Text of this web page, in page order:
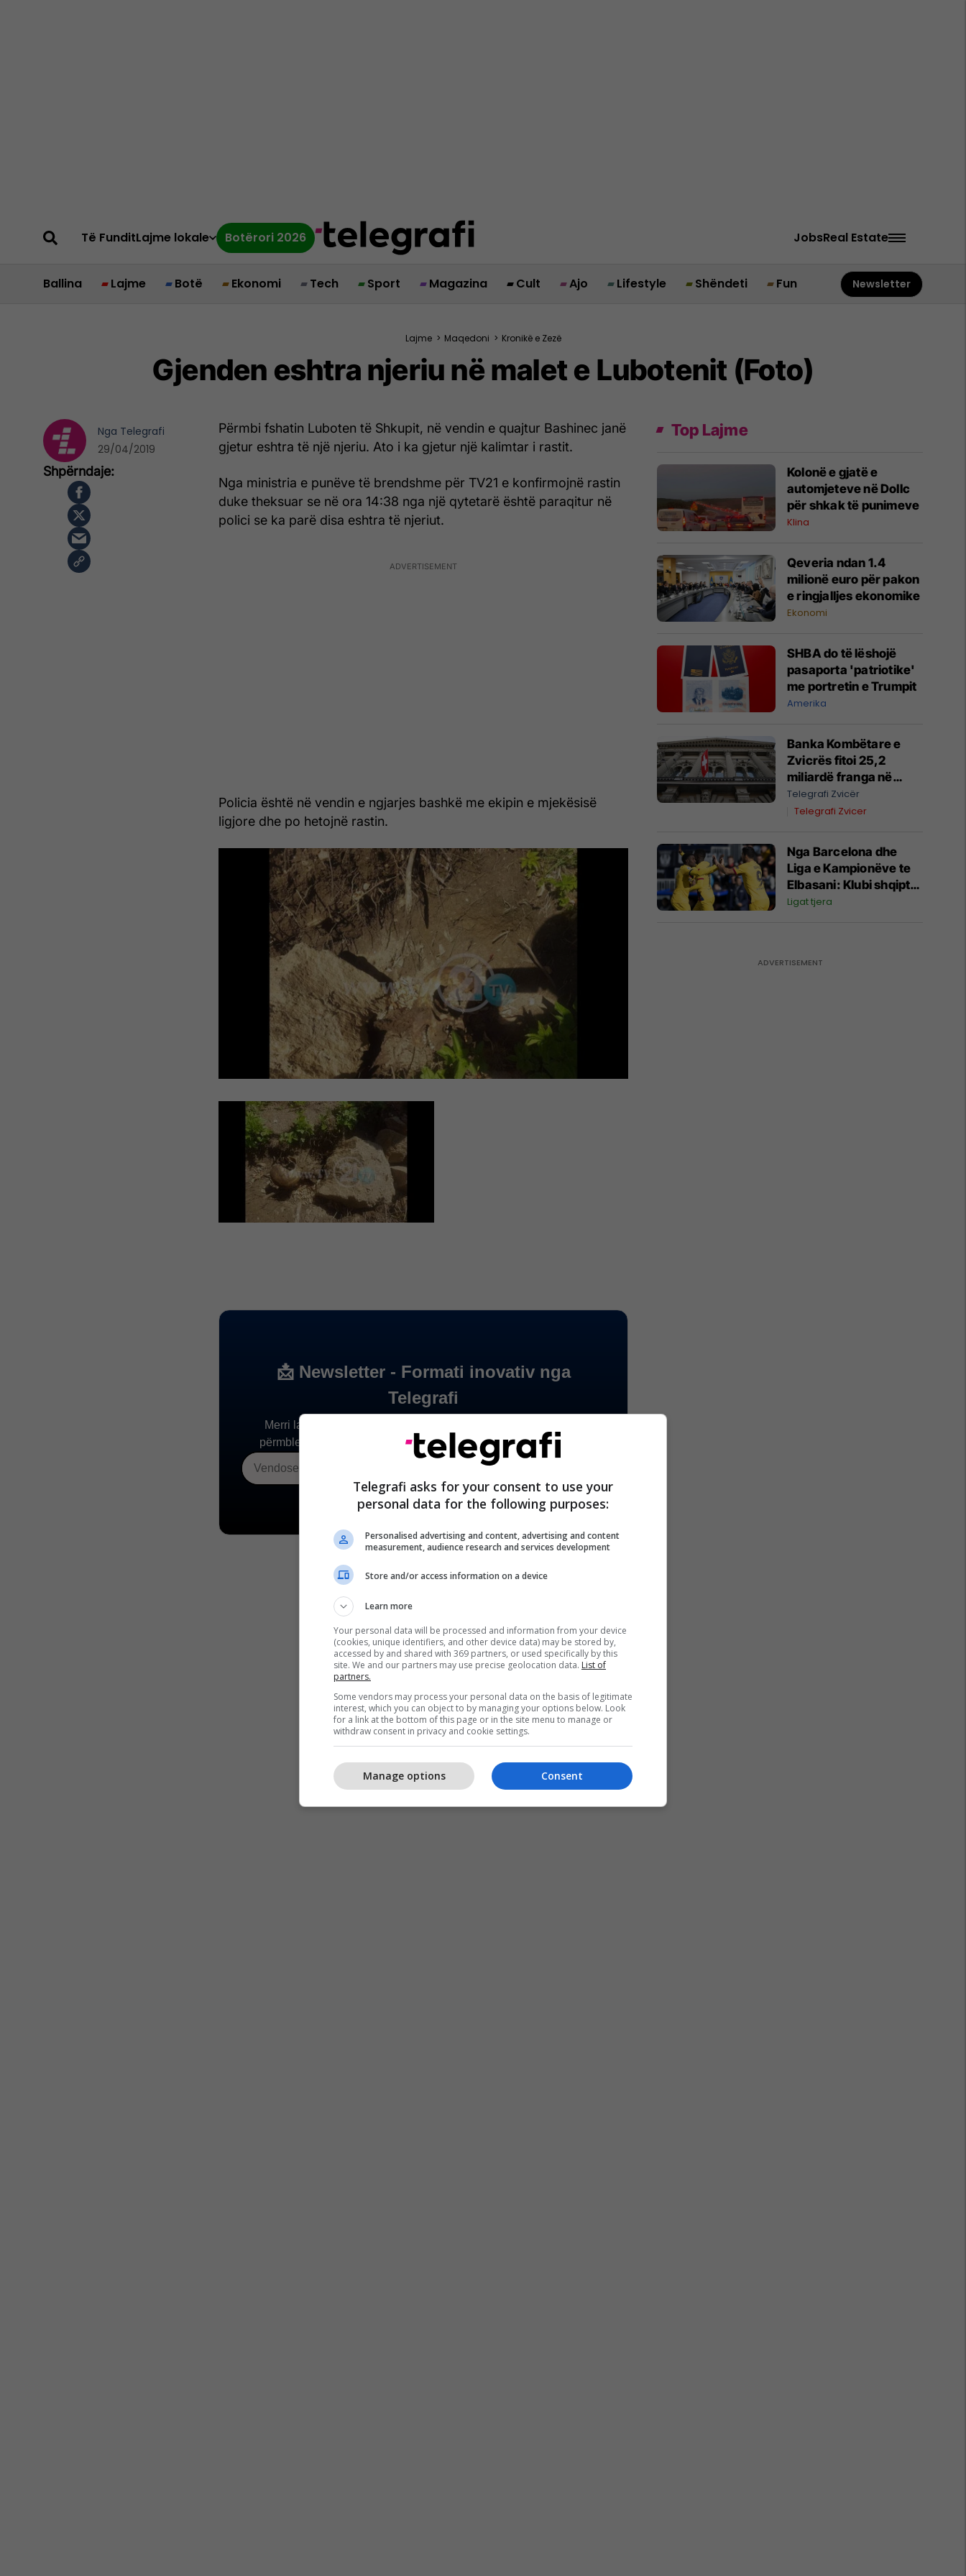
Të FunditLajme lokale Botërori 2026 JobsReal Estate
Ballina Lajme Botë Ekonomi Tech Sport Magazina Cult Ajo Lifestyle Shëndeti Fun Newsletter
Lajme > Maqedoni > Kronikë e Zezë
Gjenden eshtra njeriu në malet e Lubotenit (Foto)
Përmbi fshatin Luboten të Shkupit, në vendin e quajtur Bashinec janë
gjetur eshtra të një njeriu. Ato i ka gjetur një kalimtar i rastit.
Nga ministria e punëve të brendshme për TV21 e konfirmojnë rastin
duke theksuar se në ora 14:38 nga një qytetarë është paraqitur në
polici se ka parë disa eshtra të njeriut.
Policia është në vendin e ngjarjes bashkë me ekipin e mjekësisë
ligjore dhe po hetojnë rastin.
Nga Telegrafi
29/04/2019
Top Lajme
​Kolonë e gjatë e
automjeteve në Dollc
për shkak të punimeve
Klina
Qeveria ndan 1.4
milionë euro për pakon
e ringjalljes ekonomike
Ekonomi
SHBA do të lëshojë
pasaporta 'patriotike'
me portretin e Trumpit
Amerika
Banka Kombëtare e
Zvicrës fitoi 25,2
miliardë franga në
gjashtëmujorin e parë
të vitit 2026
Telegrafi Zvicër
Telegrafi Zvicer
Nga Barcelona dhe
Liga e Kampionëve te
Elbasani: Klubi shqiptar
transferon ish-
Ligat tjera
Telegrafi asks for your consent to use your
personal data for the following purposes:
Personalised advertising and content, advertising and content
measurement, audience research and services development
Store and/or access information on a device
Learn more
Your personal data will be processed and information from your device
(cookies, unique identifiers, and other device data) may be stored by,
accessed by and shared with 369 partners, or used specifically by this
site. We and our partners may use precise geolocation data. List of
partners.
Some vendors may process your personal data on the basis of legitimate
interest, which you can object to by managing your options below. Look
for a link at the bottom of this page or in the site menu to manage or
withdraw consent in privacy and cookie settings.
Consent
Manage options